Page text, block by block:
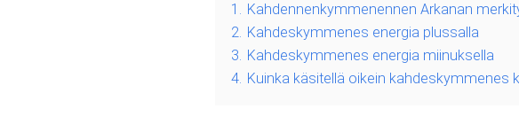
1. Kahdennenkymmenennen Arkanan
2. Kahdeskymmenes energia plussalla
3. Kahdeskymmenes energia miinuksella
4. Kuinka käsitellä oikein kahdeskymmenes